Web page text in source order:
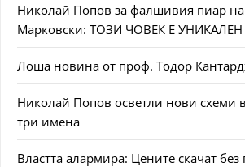
Николай Попов за фалшивия пиар
Марковски: ТОЗИ ЧОВЕК Е
Лоша новина от проф. Тодор
Николай Попов осветли нови схеми
три имена
Властта алармира: Цените скачат